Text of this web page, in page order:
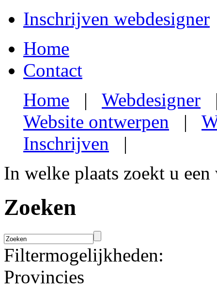
Inschrijven webdesigner
Home
Contact
Home | Webdesigner
Website ontwerpen |
Inschrijven |
In welke plaats zoekt u een
Zoeken
Filtermogelijkheden:
Provincies